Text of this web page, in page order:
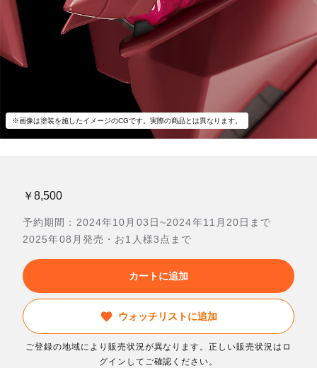
※画像は塗装を施したイメージのCGです。実際の商品とは異なります。
￥8,500
予約期間：2024年10月03日~2024年11月20日まで
2025年08月発売・お1人様3点まで
カートに追加
ウォッチリストに追加
ご登録の地域により販売状況が異なります。正しい販売状況はロ
グインしてご確認ください。